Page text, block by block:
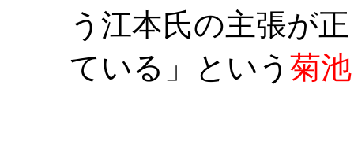
う江本氏の主張が
ている」という 菊